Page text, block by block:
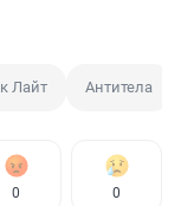
Лайт Антитела
0 0